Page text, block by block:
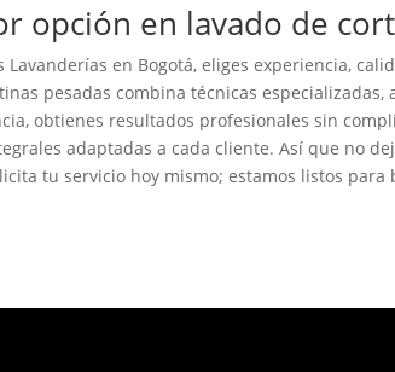
opción en lavado de
Lavanderías en Bogotá, eliges experiencia,
pesadas combina técnicas
obtienes resultados profesionales sin
adaptadas a cada cliente. Así que no
tu servicio hoy mismo; estamos listos